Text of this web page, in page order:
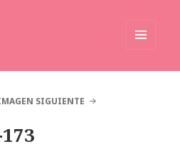
SIGUIENTE